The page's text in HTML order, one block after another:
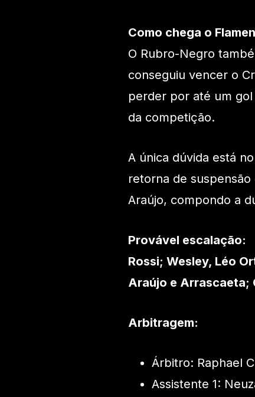
Como chega o
O Rubro-Negro
conseguiu vencer o
perder por até um
da competição.
A única dúvida está
retorna de
Araújo, compondo a
Provável escalação:
Rossi; Wesley, Léo
Araújo e Arrascaeta;
Arbitragem:
Árbitro: Raphael
Assistente 1: